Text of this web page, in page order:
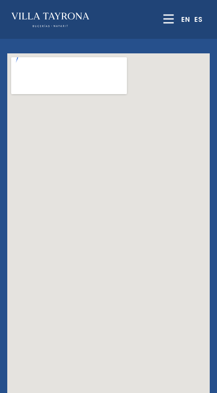
EN ES